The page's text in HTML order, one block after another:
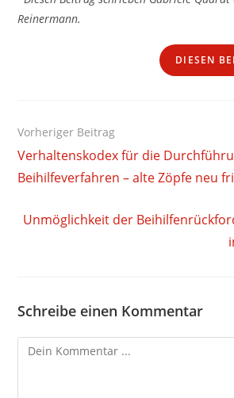
Reinermann.
DIESEN
Weitere
Artikel
ansehen
Vorheriger Beitrag
Verhaltenskodex für die
Beihilfeverfahren – alte Zöpfe neu
Unmöglichkeit der
Schreibe einen Kommentar
Kommentieren